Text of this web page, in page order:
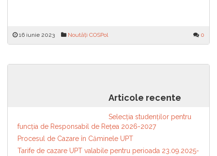
16 iunie 2023 Noutăți COSPol 0
Navigare
Articole recente
Selecția studenților pentru
funcția de Responsabil de Reţea 2026-2027
Procesul de Cazare în Căminele UPT
Tarife de cazare UPT valabile pentru perioada 23.09.2025-